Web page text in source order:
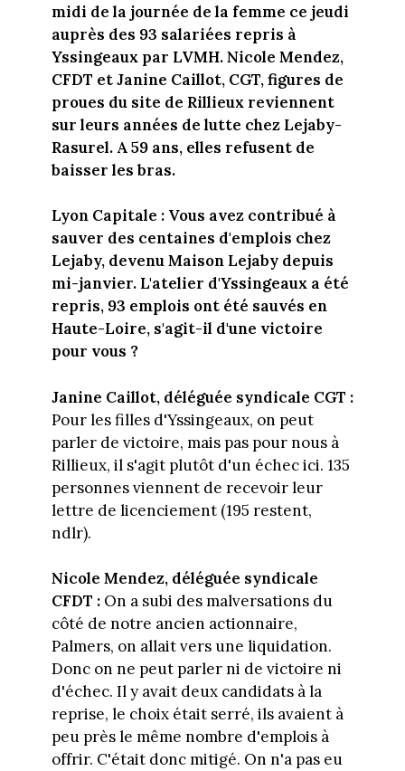
midi de la journée de la femme ce jeudi
auprès des 93 salariées repris à
Yssingeaux par LVMH. Nicole Mendez,
CFDT et Janine Caillot, CGT, figures de
proues du site de Rillieux reviennent
sur leurs années de lutte chez Lejaby-
Rasurel. A 59 ans, elles refusent de
baisser les bras.
Lyon Capitale : Vous avez contribué à
sauver des centaines d'emplois chez
Lejaby, devenu Maison Lejaby depuis
mi-janvier. L'atelier d'Yssingeaux a été
repris, 93 emplois ont été sauvés en
Haute-Loire, s'agit-il d'une victoire
pour vous ?
Janine Caillot, déléguée syndicale CGT :
Pour les filles d'Yssingeaux, on peut
parler de victoire, mais pas pour nous à
Rillieux, il s'agit plutôt d'un échec ici. 135
personnes viennent de recevoir leur
lettre de licenciement (195 restent,
ndlr).
Nicole Mendez, déléguée syndicale
CFDT : On a subi des malversations du
côté de notre ancien actionnaire,
Palmers, on allait vers une liquidation.
Donc on ne peut parler ni de victoire ni
d'échec. Il y avait deux candidats à la
reprise, le choix était serré, ils avaient à
peu près le même nombre d'emplois à
offrir. C'était donc mitigé. On n'a pas eu